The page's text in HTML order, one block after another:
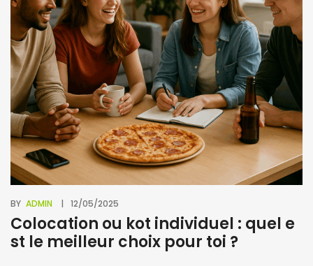
BY ADMIN 12/05/2025
Colocation ou kot individuel : quel e
st le meilleur choix pour toi ?